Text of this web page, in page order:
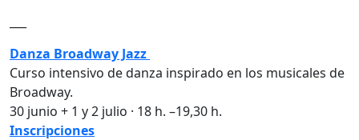
Danza Broadway Jazz
Curso intensivo de danza inspirado en los musicales de
Broadway.
30 junio + 1 y 2 julio · 18 h. –19,30 h.
Inscripciones